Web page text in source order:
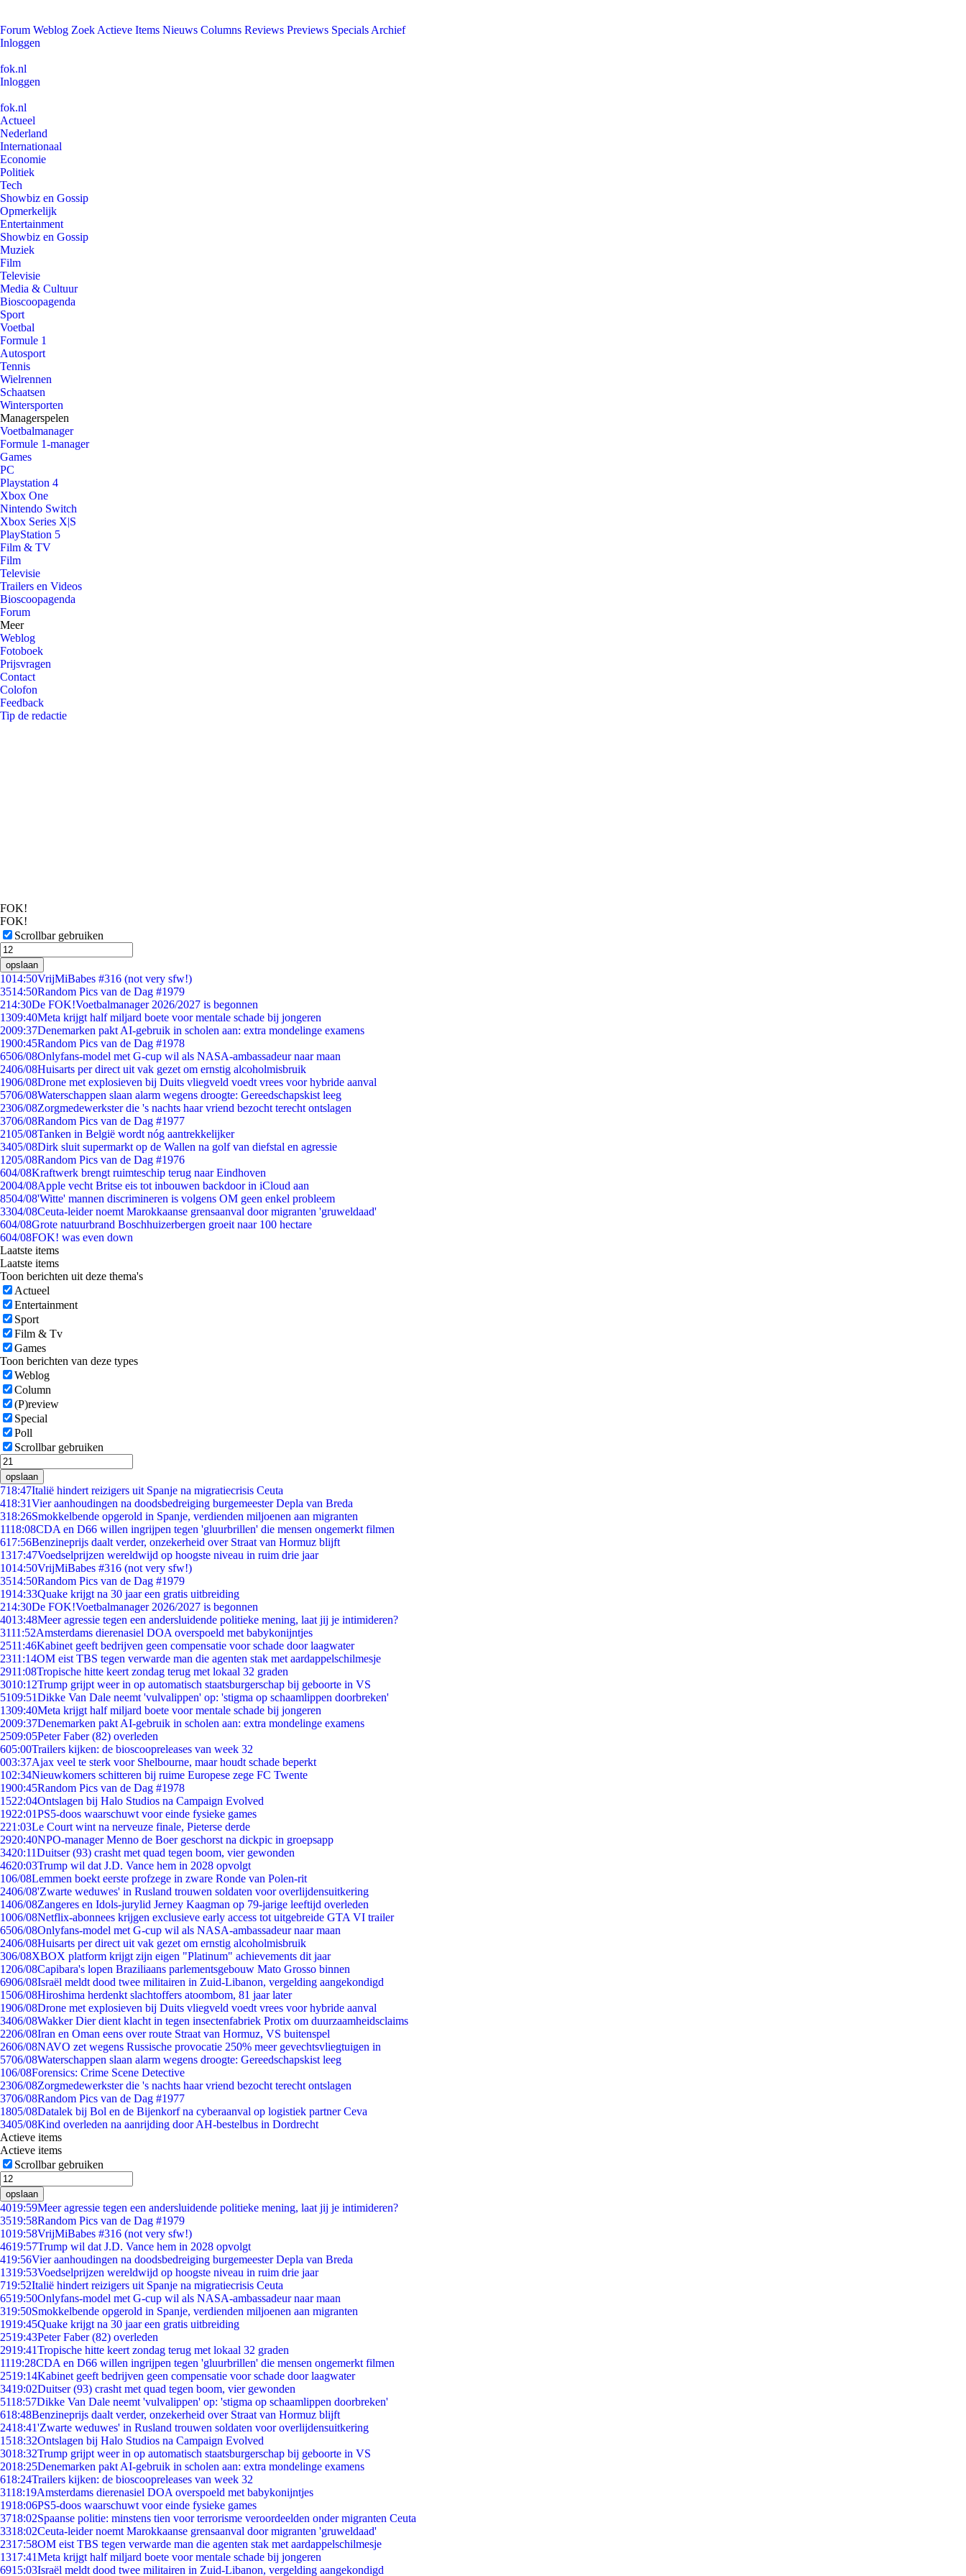
Forum Weblog Zoek Actieve Items Nieuws Columns Reviews Previews Specials Archief
Inloggen
fok.nl
Inloggen
fok.nl
Actueel
Nederland
Internationaal
Economie
Politiek
Tech
Showbiz en Gossip
Opmerkelijk
Entertainment
Showbiz en Gossip
Muziek
Film
Televisie
Media & Cultuur
Bioscoopagenda
Sport
Voetbal
Formule 1
Autosport
Tennis
Wielrennen
Schaatsen
Wintersporten
Managerspelen
Voetbalmanager
Formule 1-manager
Games
PC
Playstation 4
Xbox One
Nintendo Switch
Xbox Series X|S
PlayStation 5
Film & TV
Film
Televisie
Trailers en Videos
Bioscoopagenda
Forum
Meer
Weblog
Fotoboek
Prijsvragen
Contact
Colofon
Feedback
Tip de redactie
FOK!
FOK!
Scrollbar gebruiken
opslaan
1014:50VrijMiBabes #316 (not very sfw!)
3514:50Random Pics van de Dag #1979
214:30De FOK!Voetbalmanager 2026/2027 is begonnen
1309:40Meta krijgt half miljard boete voor mentale schade bij jongeren
2009:37Denemarken pakt AI-gebruik in scholen aan: extra mondelinge examens
1900:45Random Pics van de Dag #1978
6506/08Onlyfans-model met G-cup wil als NASA-ambassadeur naar maan
2406/08Huisarts per direct uit vak gezet om ernstig alcoholmisbruik
1906/08Drone met explosieven bij Duits vliegveld voedt vrees voor hybride aanval
5706/08Waterschappen slaan alarm wegens droogte: Gereedschapskist leeg
2306/08Zorgmedewerkster die 's nachts haar vriend bezocht terecht ontslagen
3706/08Random Pics van de Dag #1977
2105/08Tanken in België wordt nóg aantrekkelijker
3405/08Dirk sluit supermarkt op de Wallen na golf van diefstal en agressie
1205/08Random Pics van de Dag #1976
604/08Kraftwerk brengt ruimteschip terug naar Eindhoven
2004/08Apple vecht Britse eis tot inbouwen backdoor in iCloud aan
8504/08'Witte' mannen discrimineren is volgens OM geen enkel probleem
3304/08Ceuta-leider noemt Marokkaanse grensaanval door migranten 'gruweldaad'
604/08Grote natuurbrand Boschhuizerbergen groeit naar 100 hectare
604/08FOK! was even down
Laatste items
Laatste items
Toon berichten uit deze thema's
Actueel
Entertainment
Sport
Film & Tv
Games
Toon berichten van deze types
Weblog
Column
(P)review
Special
Poll
Scrollbar gebruiken
opslaan
718:47Italië hindert reizigers uit Spanje na migratiecrisis Ceuta
418:31Vier aanhoudingen na doodsbedreiging burgemeester Depla van Breda
318:26Smokkelbende opgerold in Spanje, verdienden miljoenen aan migranten
1118:08CDA en D66 willen ingrijpen tegen 'gluurbrillen' die mensen ongemerkt filmen
617:56Benzineprijs daalt verder, onzekerheid over Straat van Hormuz blijft
1317:47Voedselprijzen wereldwijd op hoogste niveau in ruim drie jaar
1014:50VrijMiBabes #316 (not very sfw!)
3514:50Random Pics van de Dag #1979
1914:33Quake krijgt na 30 jaar een gratis uitbreiding
214:30De FOK!Voetbalmanager 2026/2027 is begonnen
4013:48Meer agressie tegen een andersluidende politieke mening, laat jij je intimideren?
3111:52Amsterdams dierenasiel DOA overspoeld met babykonijntjes
2511:46Kabinet geeft bedrijven geen compensatie voor schade door laagwater
2311:14OM eist TBS tegen verwarde man die agenten stak met aardappelschilmesje
2911:08Tropische hitte keert zondag terug met lokaal 32 graden
3010:12Trump grijpt weer in op automatisch staatsburgerschap bij geboorte in VS
5109:51Dikke Van Dale neemt 'vulvalippen' op: 'stigma op schaamlippen doorbreken'
1309:40Meta krijgt half miljard boete voor mentale schade bij jongeren
2009:37Denemarken pakt AI-gebruik in scholen aan: extra mondelinge examens
2509:05Peter Faber (82) overleden
605:00Trailers kijken: de bioscoopreleases van week 32
003:37Ajax veel te sterk voor Shelbourne, maar houdt schade beperkt
102:34Nieuwkomers schitteren bij ruime Europese zege FC Twente
1900:45Random Pics van de Dag #1978
1522:04Ontslagen bij Halo Studios na Campaign Evolved
1922:01PS5-doos waarschuwt voor einde fysieke games
221:03Le Court wint na nerveuze finale, Pieterse derde
2920:40NPO-manager Menno de Boer geschorst na dickpic in groepsapp
3420:11Duitser (93) crasht met quad tegen boom, vier gewonden
4620:03Trump wil dat J.D. Vance hem in 2028 opvolgt
106/08Lemmen boekt eerste profzege in zware Ronde van Polen-rit
2406/08'Zwarte weduwes' in Rusland trouwen soldaten voor overlijdensuitkering
1406/08Zangeres en Idols-jurylid Jerney Kaagman op 79-jarige leeftijd overleden
1006/08Netflix-abonnees krijgen exclusieve early access tot uitgebreide GTA VI trailer
6506/08Onlyfans-model met G-cup wil als NASA-ambassadeur naar maan
2406/08Huisarts per direct uit vak gezet om ernstig alcoholmisbruik
306/08XBOX platform krijgt zijn eigen "Platinum" achievements dit jaar
1206/08Capibara's lopen Braziliaans parlementsgebouw Mato Grosso binnen
6906/08Israël meldt dood twee militairen in Zuid-Libanon, vergelding aangekondigd
1506/08Hiroshima herdenkt slachtoffers atoombom, 81 jaar later
1906/08Drone met explosieven bij Duits vliegveld voedt vrees voor hybride aanval
3406/08Wakker Dier dient klacht in tegen insectenfabriek Protix om duurzaamheidsclaims
2206/08Iran en Oman eens over route Straat van Hormuz, VS buitenspel
2606/08NAVO zet wegens Russische provocatie 250% meer gevechtsvliegtuigen in
5706/08Waterschappen slaan alarm wegens droogte: Gereedschapskist leeg
106/08Forensics: Crime Scene Detective
2306/08Zorgmedewerkster die 's nachts haar vriend bezocht terecht ontslagen
3706/08Random Pics van de Dag #1977
1805/08Datalek bij Bol en de Bijenkorf na cyberaanval op logistiek partner Ceva
3405/08Kind overleden na aanrijding door AH-bestelbus in Dordrecht
Actieve items
Actieve items
Scrollbar gebruiken
opslaan
4019:59Meer agressie tegen een andersluidende politieke mening, laat jij je intimideren?
3519:58Random Pics van de Dag #1979
1019:58VrijMiBabes #316 (not very sfw!)
4619:57Trump wil dat J.D. Vance hem in 2028 opvolgt
419:56Vier aanhoudingen na doodsbedreiging burgemeester Depla van Breda
1319:53Voedselprijzen wereldwijd op hoogste niveau in ruim drie jaar
719:52Italië hindert reizigers uit Spanje na migratiecrisis Ceuta
6519:50Onlyfans-model met G-cup wil als NASA-ambassadeur naar maan
319:50Smokkelbende opgerold in Spanje, verdienden miljoenen aan migranten
1919:45Quake krijgt na 30 jaar een gratis uitbreiding
2519:43Peter Faber (82) overleden
2919:41Tropische hitte keert zondag terug met lokaal 32 graden
1119:28CDA en D66 willen ingrijpen tegen 'gluurbrillen' die mensen ongemerkt filmen
2519:14Kabinet geeft bedrijven geen compensatie voor schade door laagwater
3419:02Duitser (93) crasht met quad tegen boom, vier gewonden
5118:57Dikke Van Dale neemt 'vulvalippen' op: 'stigma op schaamlippen doorbreken'
618:48Benzineprijs daalt verder, onzekerheid over Straat van Hormuz blijft
2418:41'Zwarte weduwes' in Rusland trouwen soldaten voor overlijdensuitkering
1518:32Ontslagen bij Halo Studios na Campaign Evolved
3018:32Trump grijpt weer in op automatisch staatsburgerschap bij geboorte in VS
2018:25Denemarken pakt AI-gebruik in scholen aan: extra mondelinge examens
618:24Trailers kijken: de bioscoopreleases van week 32
3118:19Amsterdams dierenasiel DOA overspoeld met babykonijntjes
1918:06PS5-doos waarschuwt voor einde fysieke games
3718:02Spaanse politie: minstens tien voor terrorisme veroordeelden onder migranten Ceuta
3318:02Ceuta-leider noemt Marokkaanse grensaanval door migranten 'gruweldaad'
2317:58OM eist TBS tegen verwarde man die agenten stak met aardappelschilmesje
1317:41Meta krijgt half miljard boete voor mentale schade bij jongeren
6915:03Israël meldt dood twee militairen in Zuid-Libanon, vergelding aangekondigd